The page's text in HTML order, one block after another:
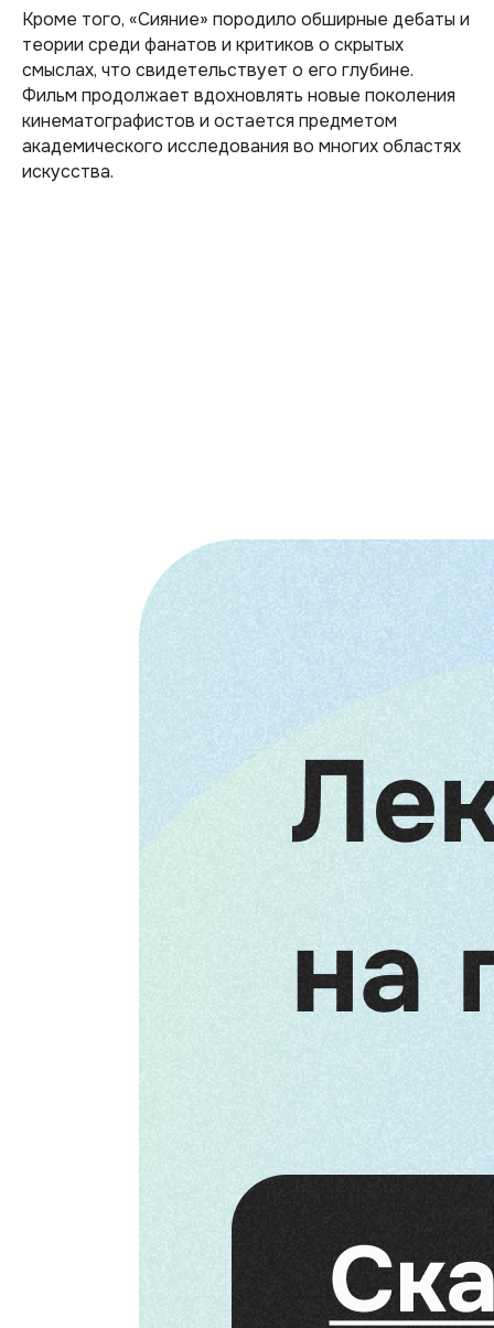
Кроме того, «Сияние» породило обширные дебаты и
теории среди фанатов и критиков о скрытых
смыслах, что свидетельствует о его глубине.
Фильм продолжает вдохновлять новые поколения
кинематографистов и остается предметом
академического исследования во многих областях
искусства.